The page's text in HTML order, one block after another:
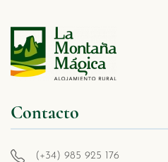
Contacto
(+34) 985 925 176